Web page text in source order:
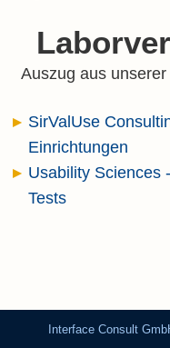
Auszug aus
SirValUse
Einrichtungen
Usability Sciences
Tests
Interface Consult